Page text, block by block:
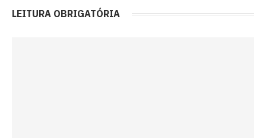
LEITURA OBRIGATÓRIA